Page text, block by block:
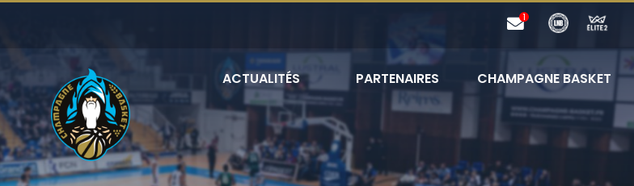
ACTUALITÉS PARTENAIRES CHAMPAGNE BASKET